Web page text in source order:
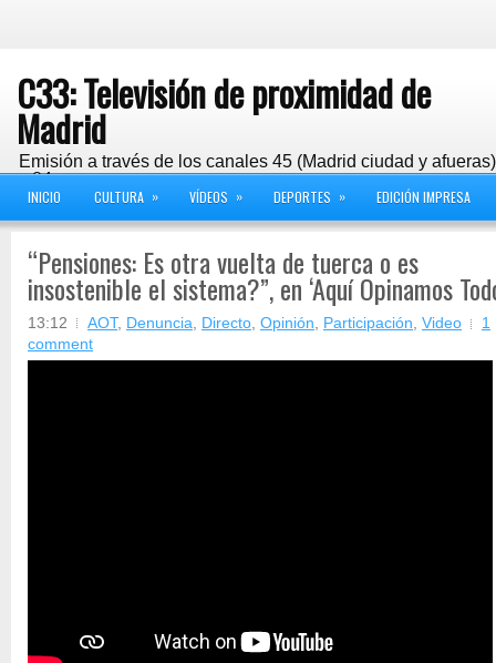
C33: Televisión de proximidad de
Madrid
Emisión a través de los canales 45 (Madrid ciudad y
y 24
INICIO CULTURA » VÍDEOS » DEPORTES » EDICIÓN IMPRESA
“Pensiones: Es otra vuelta de tuerca o es
insostenible el sistema?”, en ‘Aquí Opinamos
13:12 AOT, Denuncia, Directo, Opinión, Participación, Video
1
comment